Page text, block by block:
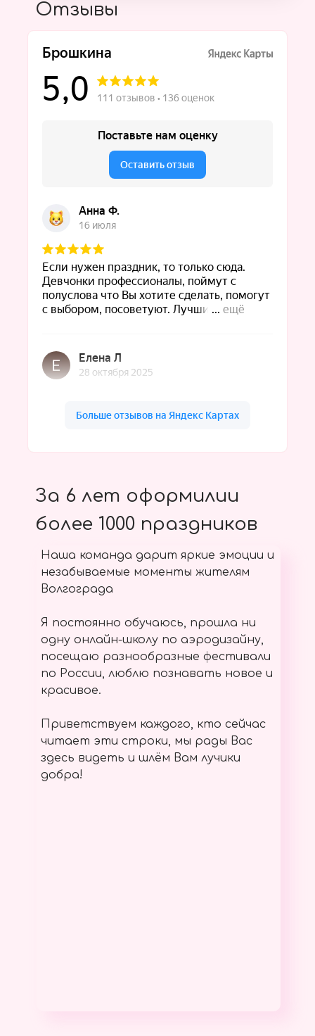
Отзывы
За 6 лет оформилии
более 1000 праздников
Наша команда дарит яркие эмоции и
незабываемые моменты жителям
Волгограда
Я постоянно обучаюсь, прошла ни
одну онлайн-школу по аэродизайну,
посещаю разнообразные фестивали
по России, люблю познавать новое и
красивое.
Приветствуем каждого, кто сейчас
читает эти строки, мы рады Вас
здесь видеть и шлём Вам лучики
добра!